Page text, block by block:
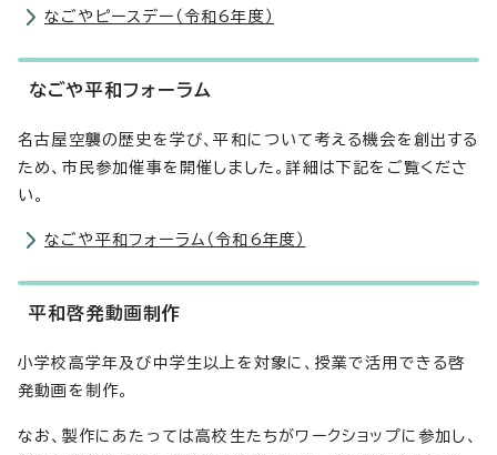
なごやピースデー（令和6年度）
なごや平和フォーラム
名古屋空襲の歴史を学び、平和について考える機会を創出する
ため、市民参加催事を開催しました。詳細は下記をご覧くださ
い。
なごや平和フォーラム（令和6年度）
平和啓発動画制作
小学校高学年及び中学生以上を対象に、授業で活用できる啓
発動画を制作。
なお、製作にあたっては高校生たちがワークショップに参加し、